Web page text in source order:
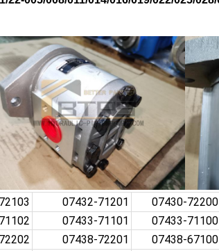
07430-72200
07432-71201
07433-71100
07433-71101
07438-67100
07438-72201